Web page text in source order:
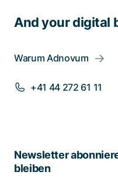
And your digital
Warum Adnovum
+41 44 272 61 11
Newsletter
bleiben